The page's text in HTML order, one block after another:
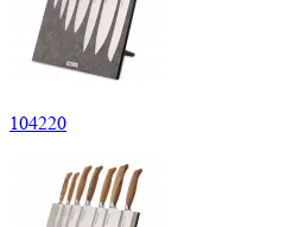
104220